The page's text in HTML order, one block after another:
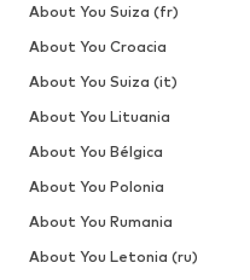
About You Suiza (fr)
About You Croacia
About You Suiza (it)
About You Lituania
About You Bélgica
About You Polonia
About You Rumania
About You Letonia (ru)